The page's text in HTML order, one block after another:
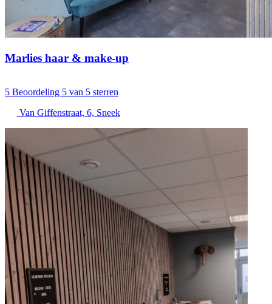
Marlies haar & make-up
5 Beoordeling 5 van 5 sterren
Van Giffenstraat, 6, Sneek